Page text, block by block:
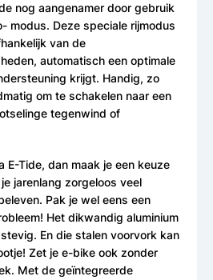
nog aangenamer door gebruik
modus. Deze speciale rijmodus
van de
automatisch een optimale
krijgt. Handig, zo
om te schakelen naar een
tegenwind of
E-Tide, dan maak je een keuze
jarenlang zorgeloos veel
Pak je wel eens een
Het dikwandig aluminium
En die stalen voorvork kan
Zet je e-bike ook zonder
Met de geïntegreerde